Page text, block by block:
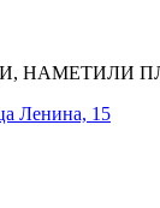
НАМЕТИЛИ
Ленина, 15